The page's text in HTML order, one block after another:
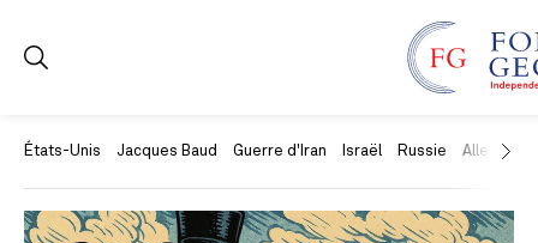
États-Unis Jacques Baud Guerre d'Iran Israël Russie Allemagne